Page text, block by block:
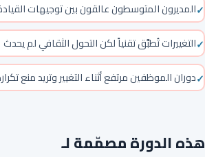
المديرون المتوسطون عالقون بين توجيهات
التغييرات تُطبَّق تقنياً لكن التحول الثقافي لم يحدث
دوران الموظفين مرتفع أثناء التغيير وتريد منع
هذه الدورة مصمّمة لـ